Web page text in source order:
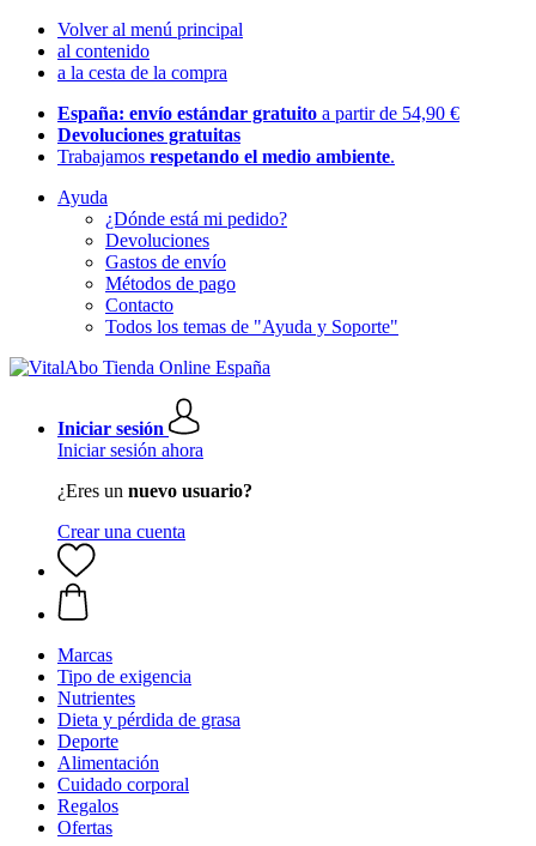
Volver al menú principal
al contenido
a la cesta de la compra
España: envío estándar gratuito a partir de 54,90 €
Devoluciones gratuitas
Trabajamos respetando el medio ambiente.
Ayuda
¿Dónde está mi pedido?
Devoluciones
Gastos de envío
Métodos de pago
Contacto
Todos los temas de "Ayuda y Soporte"
Iniciar sesión
Iniciar sesión ahora
¿Eres un nuevo usuario?
Crear una cuenta
Marcas
Tipo de exigencia
Nutrientes
Dieta y pérdida de grasa
Deporte
Alimentación
Cuidado corporal
Regalos
Ofertas